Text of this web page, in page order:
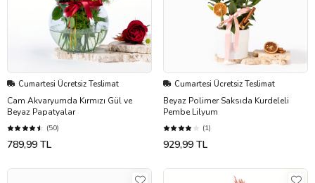
Cumartesi Ücretsiz Teslimat
Cam Akvaryumda Kırmızı Gül ve
Beyaz Papatyalar
(50)
789,99 TL
Cumartesi Ücretsiz Teslimat
Beyaz Polimer Saksıda Kurdeleli
Pembe Lilyum
(1)
929,99 TL